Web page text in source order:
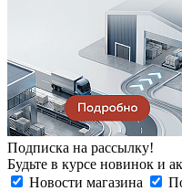
Подписка на рассылку!
Будьте в курсе новинок и
Новости магазина